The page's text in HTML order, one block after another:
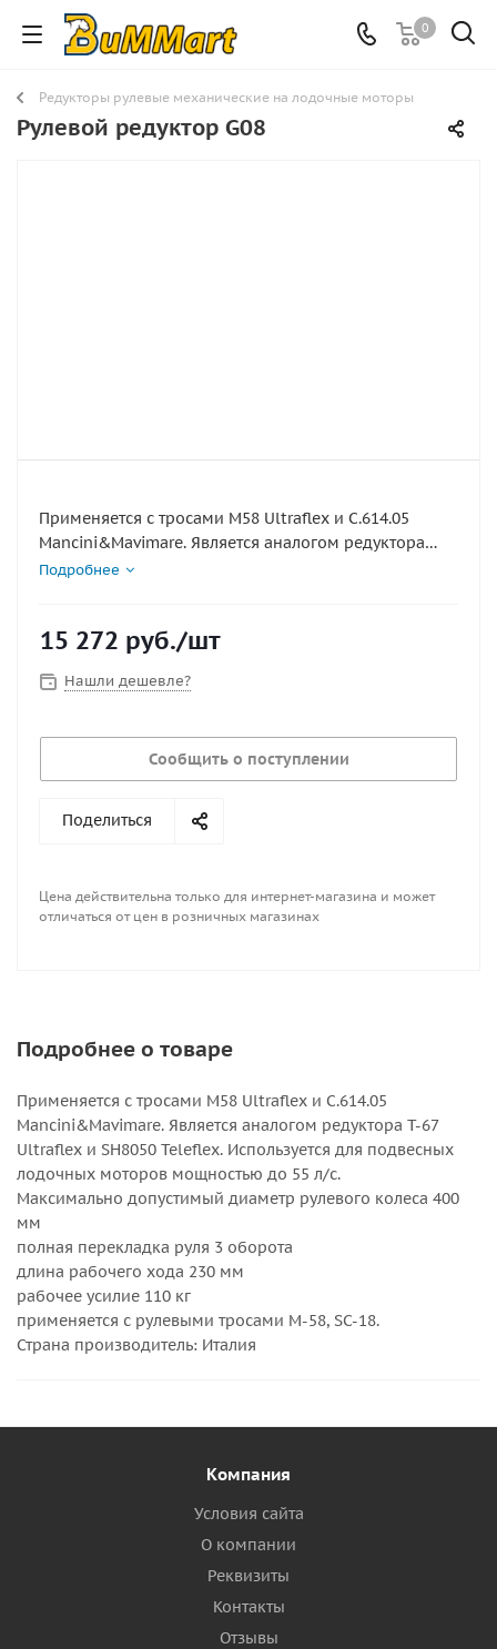
0
Редукторы рулевые механические на лодочные моторы
Рулевой редуктор G08
Применяется с тросами М58 Ultraflex и С.614.05
Mancini&Mavimare. Является аналогом редуктора
Т-67 Ultraflex и SH8050 Teleflex. Используется для
400 мм
длина рабочего хода 230 мм
применяется с рулевыми тросами М-58, SC-18.
Страна производитель: Италия
Подробнее
15 272 руб./шт
Нашли дешевле?
Сообщить о поступлении
Поделиться
Цена действительна только для интернет-магазина и может
отличаться от цен в розничных магазинах
Подробнее о товаре
Применяется с тросами М58 Ultraflex и С.614.05
Mancini&Mavimare. Является аналогом редуктора Т-67
Ultraflex и SH8050 Teleflex. Используется для подвесных
лодочных моторов мощностью до 55 л/с.
Максимально допустимый диаметр рулевого колеса 400
мм
полная перекладка руля 3 оборота
длина рабочего хода 230 мм
рабочее усилие 110 кг
применяется с рулевыми тросами М-58, SC-18.
Страна производитель: Италия
Компания
Условия сайта
О компании
Реквизиты
Контакты
Отзывы